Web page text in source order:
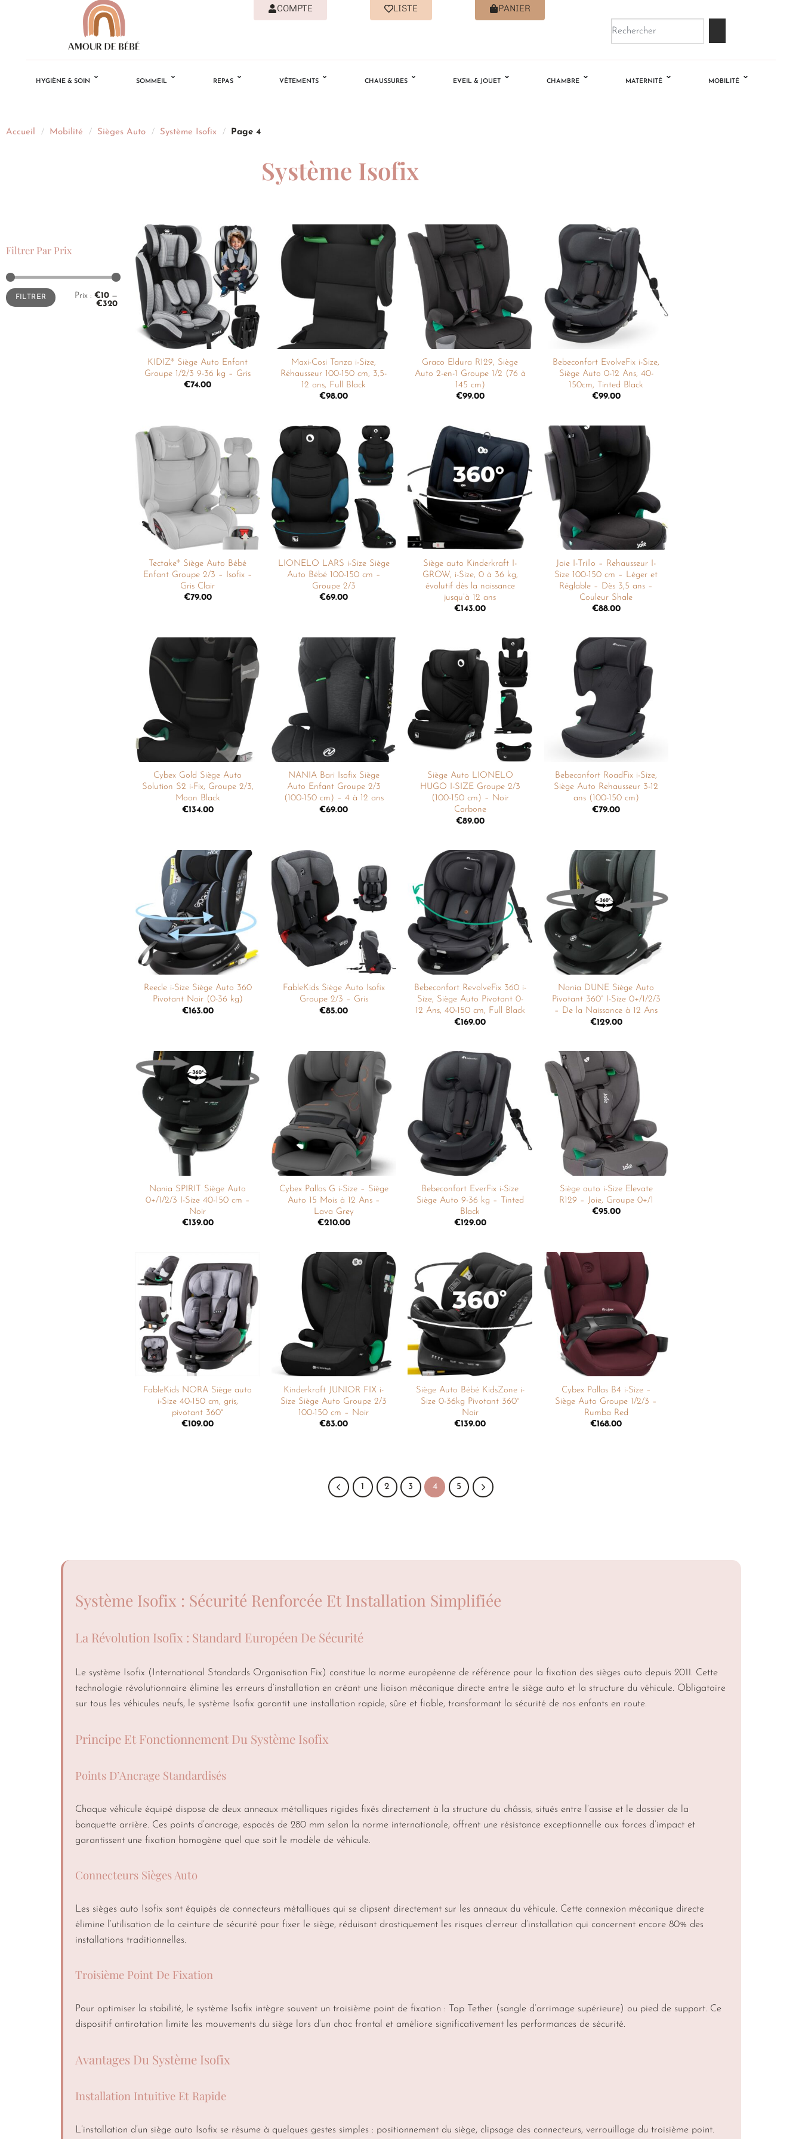
COMPTE LISTE PANIER
HYGIÈNE & SOIN SOMMEIL REPAS VÊTEMENTS CHAUSSURES EVEIL & JOUET CHAMBRE MATERNITÉ MOBILITÉ
Accueil / Mobilité / Sièges Auto / Système Isofix / Page 4
Système Isofix
Filtrer Par Prix
FILTRER Prix : €10 —
€320
Ajouter
à la
liste de
souhaits
KIDIZ® Siège Auto Enfant
Groupe 1/2/3 9-36 kg – Gris
€74.00
souhaits
Maxi-Cosi Tanza i-Size,
Réhausseur 100-150 cm, 3,5-
12 ans, Full Black
€98.00
Ajouter
à la
souhaits
Graco Eldura R129, Siège
Auto 2-en-1 Groupe 1/2 (76 à
145 cm)
€99.00
Ajouter
à la
liste de
souhaits
Bebeconfort EvolveFix i-Size,
Siège Auto 0-12 Ans, 40-
150cm, Tinted Black
€99.00
Ajouter
Tectake® Siège Auto Bébé
Enfant Groupe 2/3 – Isofix –
Gris Clair
€79.00
Ajouter
liste de
souhaits
LIONELO LARS i-Size Siège
Auto Bébé 100-150 cm –
Groupe 2/3
€69.00
Ajouter
liste de
Siège auto Kinderkraft I-
GROW, i-Size, 0 à 36 kg,
évolutif dès la naissance
jusqu’à 12 ans
€143.00
Ajouter
à la
liste de
souhaits
Joie I-Trillo – Rehausseur I-
Size 100-150 cm – Léger et
Réglable – Dès 3,5 ans –
Couleur Shale
€88.00
Ajouter
à la
souhaits
Cybex Gold Siège Auto
Solution S2 i-Fix, Groupe 2/3,
Moon Black
€134.00
à la
NANIA Bari Isofix Siège
Auto Enfant Groupe 2/3
(100-150 cm) – 4 à 12 ans
€69.00
Ajouter
à la
liste de
souhaits
Siège Auto LIONELO
HUGO I-SIZE Groupe 2/3
(100-150 cm) – Noir
Carbone
€89.00
Ajouter
à la
liste de
souhaits
Bebeconfort RoadFix i-Size,
Siège Auto Rehausseur 3-12
ans (100-150 cm)
€79.00
Ajouter
à la
liste de
souhaits
Reecle i-Size Siège Auto 360
Pivotant Noir (0-36 kg)
€163.00
Ajouter
à la
liste de
souhaits
FableKids Siège Auto Isofix
Groupe 2/3 – Gris
€85.00
Ajouter
à la
liste de
souhaits
Bebeconfort RevolveFix 360 i-
Size, Siège Auto Pivotant 0-
12 Ans, 40-150 cm, Full Black
€169.00
Ajouter
à la
liste de
souhaits
Nania DUNE Siège Auto
Pivotant 360° I-Size 0+/1/2/3
– De la Naissance à 12 Ans
€129.00
Ajouter
liste de
souhaits
Nania SPIRIT Siège Auto
0+/1/2/3 I-Size 40-150 cm –
Noir
€139.00
Ajouter
à la
liste de
souhaits
Cybex Pallas G i-Size – Siège
Auto 15 Mois à 12 Ans –
Lava Grey
€210.00
Ajouter
à la
liste de
souhaits
Bebeconfort EverFix i-Size
Siège Auto 9-36 kg – Tinted
Black
€129.00
Ajouter
liste de
souhaits
Siège auto i-Size Elevate
R129 – Joie, Groupe 0+/1
€95.00
Ajouter
à la
liste de
souhaits
FableKids NORA Siège auto
i-Size 40-150 cm, gris,
pivotant 360°
€109.00
Ajouter
à la
Kinderkraft JUNIOR FIX i-
Size Siège Auto Groupe 2/3
100-150 cm – Noir
€83.00
Ajouter
à la
liste de
souhaits
Siège Auto Bébé KidsZone i-
Size 0-36kg Pivotant 360°
Noir
€139.00
Ajouter
à la
liste de
souhaits
Cybex Pallas B4 i-Size –
Siège Auto Groupe 1/2/3 –
Rumba Red
€168.00
1 2 3 4 5
Système Isofix : Sécurité Renforcée Et Installation Simplifiée
La Révolution Isofix : Standard Européen De Sécurité
Le système Isofix (International Standards Organisation Fix) constitue la norme européenne de référence pour la fixation des sièges auto depuis 2011. Cette
technologie révolutionnaire élimine les erreurs d’installation en créant une liaison mécanique directe entre le siège auto et la structure du véhicule. Obligatoire
sur tous les véhicules neufs, le système Isofix garantit une installation rapide, sûre et fiable, transformant la sécurité de nos enfants en route.
Principe Et Fonctionnement Du Système Isofix
Points D’Ancrage Standardisés
Chaque véhicule équipé dispose de deux anneaux métalliques rigides fixés directement à la structure du châssis, situés entre l’assise et le dossier de la
banquette arrière. Ces points d’ancrage, espacés de 280 mm selon la norme internationale, offrent une résistance exceptionnelle aux forces d’impact et
garantissent une fixation homogène quel que soit le modèle de véhicule.
Connecteurs Sièges Auto
Les sièges auto Isofix sont équipés de connecteurs métalliques qui se clipsent directement sur les anneaux du véhicule. Cette connexion mécanique directe
élimine l’utilisation de la ceinture de sécurité pour fixer le siège, réduisant drastiquement les risques d’erreur d’installation qui concernent encore 80% des
installations traditionnelles.
Troisième Point De Fixation
Pour optimiser la stabilité, le système Isofix intègre souvent un troisième point de fixation : Top Tether (sangle d’arrimage supérieure) ou pied de support. Ce
dispositif antirotation limite les mouvements du siège lors d’un choc frontal et améliore significativement les performances de sécurité.
Avantages Du Système Isofix
Installation Intuitive Et Rapide
L’installation d’un siège auto Isofix se résume à quelques gestes simples : positionnement du siège, clipsage des connecteurs, verrouillage du troisième point.